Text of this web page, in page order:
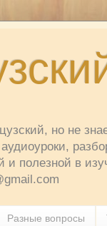
но не
и полезной в
Разные вопросы